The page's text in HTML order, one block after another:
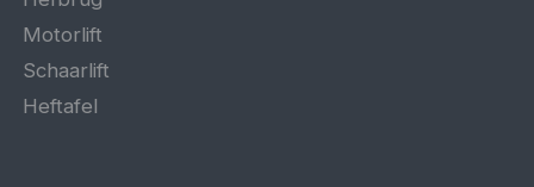
Motorlift
Schaarlift
Heftafel